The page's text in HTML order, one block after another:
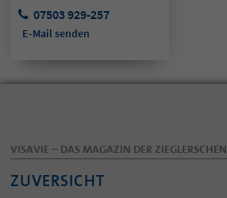
07503 929-257
E-Mail senden
VISAVIE – DAS MAGAZIN DER ZIEGLERSCHEN
ZUVERSICHT